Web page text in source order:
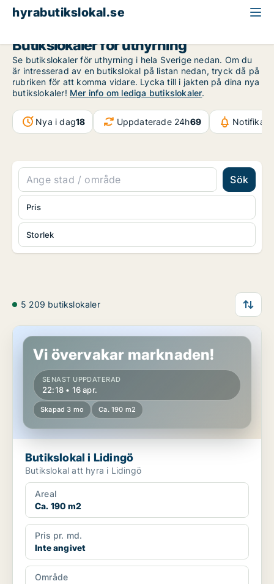
hyrabutikslokal.se
Butikslokaler för uthyrning
Se butikslokaler för uthyrning i hela Sverige nedan. Om du
är intresserad av en butikslokal på listan nedan, tryck då på
rubriken för att komma vidare. Lycka till i jakten på dina nya
butikslokaler! Mer info om lediga butikslokaler.
Nya i dag18 Uppdaterade 24h69
Sök
Storlek
Pris
5 209 butikslokaler
Butikslokal i Lidingö
Vi övervakar marknaden!
SENAST UPPDATERAD
22:18 • 16 apr.
Skapad 3 mo Ca. 190 m2
Butikslokal i Lidingö
Butikslokal att hyra i Lidingö
Areal
Ca. 190 m2
Pris pr. md.
Inte angivet
Område